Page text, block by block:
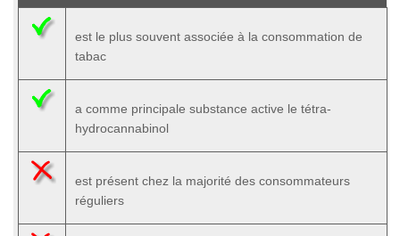
est le plus souvent associée à la consommation de
tabac
a comme principale substance active le tétra-
hydrocannabinol
est présent chez la majorité des consommateurs
réguliers